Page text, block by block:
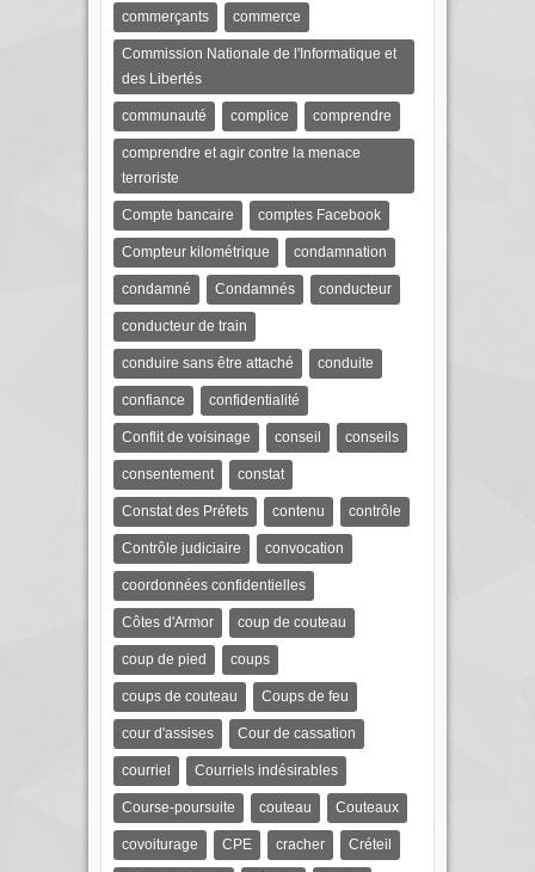
commerçants commerce
Commission Nationale de l'Informatique et
des Libertés
communauté complice comprendre
comprendre et agir contre la menace
terroriste
Compte bancaire comptes Facebook
Compteur kilométrique condamnation
condamné Condamnés conducteur
conducteur de train
conduire sans être attaché conduite
confiance confidentialité
Conflit de voisinage conseil conseils
consentement constat
Constat des Préfets contenu contrôle
Contrôle judiciaire convocation
coordonnées confidentielles
Côtes d'Armor coup de couteau
coup de pied coups
coups de couteau Coups de feu
cour d'assises Cour de cassation
courriel Courriels indésirables
Course-poursuite couteau Couteaux
covoiturage CPE cracher Créteil